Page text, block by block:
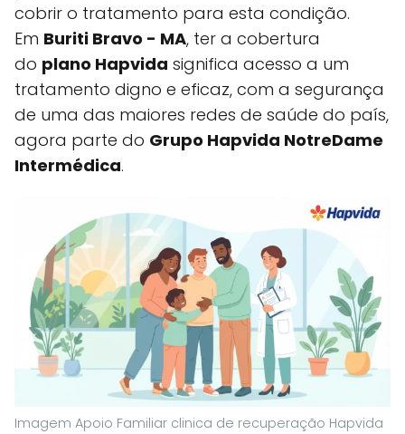
cobrir o tratamento para esta condição.
Em Buriti Bravo - MA, ter a cobertura
do plano Hapvida significa acesso a um
tratamento digno e eficaz, com a segurança
de uma das maiores redes de saúde do país,
agora parte do Grupo Hapvida NotreDame
Intermédica.
Imagem Apoio Familiar clinica de recuperação Hapvida